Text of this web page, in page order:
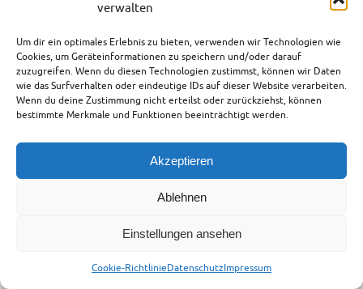
verwalten
Um dir ein optimales Erlebnis zu bieten, verwenden wir Technologien wie
Cookies, um Geräteinformationen zu speichern und/oder darauf
zuzugreifen. Wenn du diesen Technologien zustimmst, können wir Daten
wie das Surfverhalten oder eindeutige IDs auf dieser Website verarbeiten.
Wenn du deine Zustimmung nicht erteilst oder zurückziehst, können
bestimmte Merkmale und Funktionen beeinträchtigt werden.
Akzeptieren
Ablehnen
Einstellungen ansehen
Cookie-RichtlinieDatenschutzImpressum
Urheberrecht Datenschutz Impressum
Cookie-Richtlinie (EU)
Präsentiert vonTempera&WordPress.